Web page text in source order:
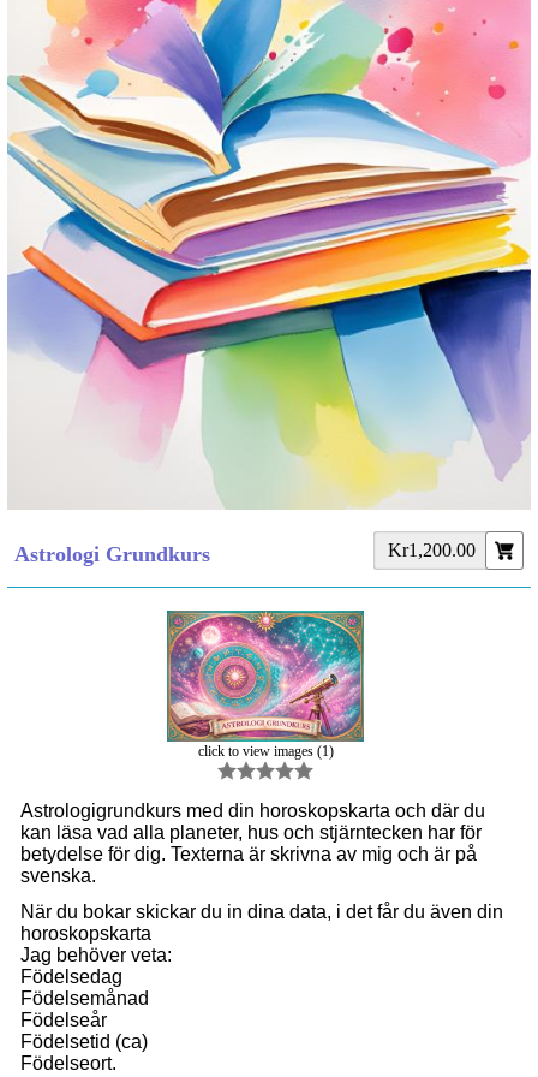
Kr1,200.00
Astrologi Grundkurs
click to view images (1)
Astrologigrundkurs med din horoskopskarta och där du
kan läsa vad alla planeter, hus och stjärntecken har för
betydelse för dig. Texterna är skrivna av mig och är på
svenska.
När du bokar skickar du in dina data, i det får du även din
horoskopskarta
Jag behöver veta:
Födelsedag
Födelsemånad
Födelseår
Födelsetid (ca)
Födelseort.